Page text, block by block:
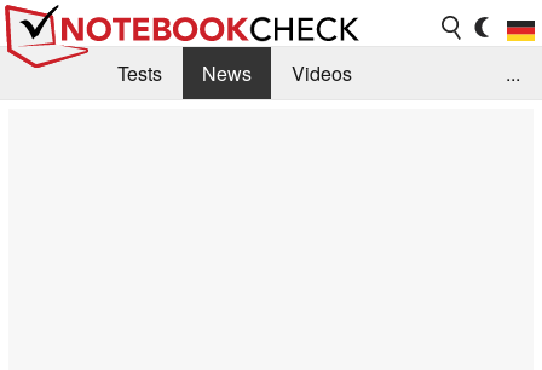
Tests News
Videos
...